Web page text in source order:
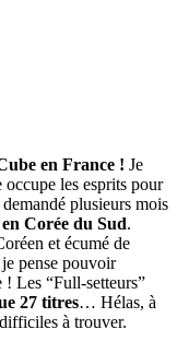
en France ! Je
les esprits pour
plusieurs mois
Corée du Sud.
et écumé de
pense pouvoir
! Les “Full-setteurs”
27 titres… Hélas, à
à trouver.